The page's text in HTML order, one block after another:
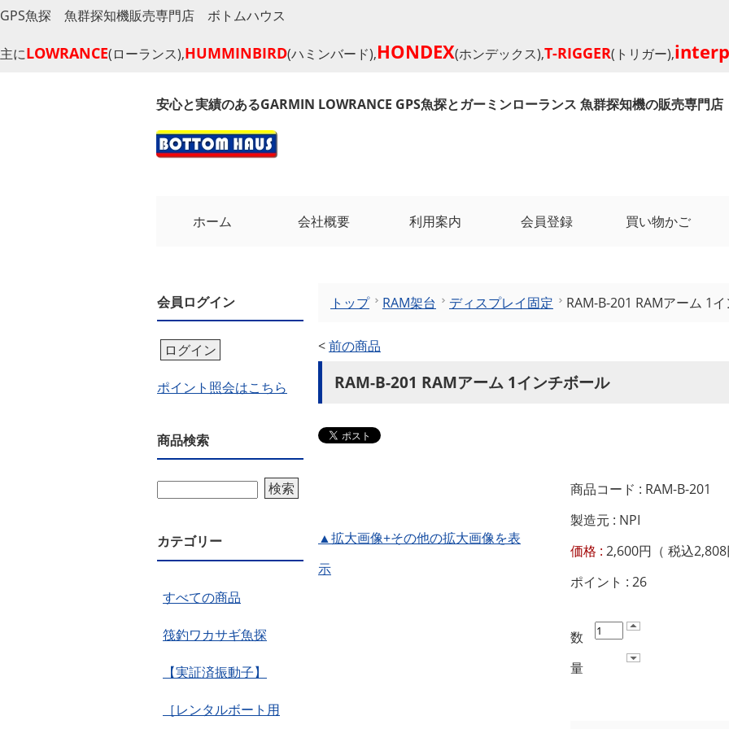
GPS魚探 魚群探知機販売専門店 ボトムハウス
主にLOWRANCE(ローランス),HUMMINBIRD(ハミンバード),HONDEX(ホンデックス),T-RIGGER(トリガー),
安心と実績のあるGARMIN LOWRANCE GPS魚探とガーミンローランス 魚群探知機の販売専門店
ホーム 会社概要 利用案内 会員登録 買い物かご
会員ログイン
ログイン
ポイント照会はこちら
商品検索
検索
カテゴリー
すべての商品
筏釣ワカサギ魚探
【実証済振動子】
［レンタルボート用
トップ RAM架台 ディスプレイ固定 RAM-B-201 RAMアーム 1
<前の商品
RAM-B-201 RAMアーム 1インチボール
▲拡大画像+その他の拡大画像を表
示
商品コード : RAM-B-201
製造元 : NPI
価格 : 2,600円（ 税込
ポイント : 26
数
量